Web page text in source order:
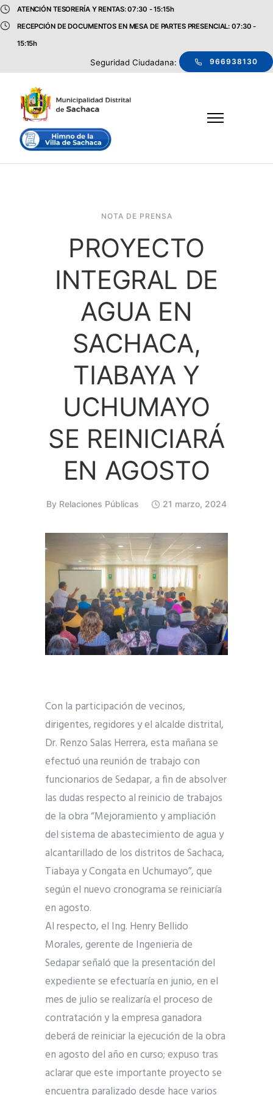
ATENCIÓN TESORERÍA Y RENTAS: 07:30 - 15:15h
RECEPCIÓN DE DOCUMENTOS EN MESA DE PARTES PRESENCIAL: 07:30 -
15:15h
Seguridad Ciudadana: 966938130
NOTA DE PRENSA
PROYECTO
INTEGRAL DE
AGUA EN
SACHACA,
TIABAYA Y
UCHUMAYO
SE REINICIARÁ
EN AGOSTO
By Relaciones Públicas 21 marzo, 2024
Con la participación de vecinos,
dirigentes, regidores y el alcalde distrital,
Dr. Renzo Salas Herrera, esta mañana se
efectuó una reunión de trabajo con
funcionarios de Sedapar, a fin de absolver
las dudas respecto al reinicio de trabajos
de la obra “Mejoramiento y ampliación
del sistema de abastecimiento de agua y
alcantarillado de los distritos de Sachaca,
Tiabaya y Congata en Uchumayo”, que
según el nuevo cronograma se reiniciaría
en agosto.
Al respecto, el Ing. Henry Bellido
Morales, gerente de Ingenieria de
Sedapar señaló que la presentación del
expediente se efectuaría en junio, en el
mes de julio se realizaría el proceso de
contratación y la empresa ganadora
deberá de reiniciar la ejecución de la obra
en agosto del año en curso; expuso tras
aclarar que este importante proyecto se
encuentra paralizado desde hace varios